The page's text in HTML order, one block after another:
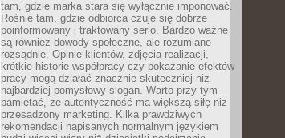
tam, gdzie marka stara się wyłącznie imponować.
Rośnie tam, gdzie odbiorca czuje się dobrze
poinformowany i traktowany serio. Bardzo ważne
są również dowody społeczne, ale rozumiane
rozsądnie. Opinie klientów, zdjęcia realizacji,
krótkie historie współpracy czy pokazanie efektów
pracy mogą działać znacznie skuteczniej niż
najbardziej pomysłowy slogan. Warto przy tym
pamiętać, że autentyczność ma większą siłę niż
przesadzony marketing. Kilka prawdziwych
rekomendacji napisanych normalnym językiem